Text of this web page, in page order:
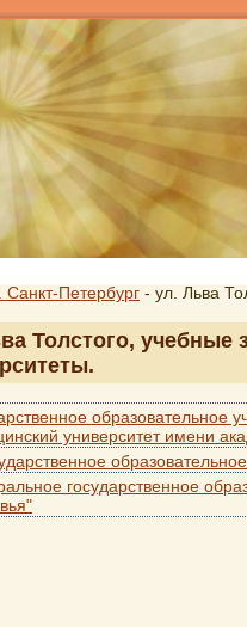
Санкт-Петербург - ул. Льва
Толстого, учебные
образовательное
университет имени
государственное